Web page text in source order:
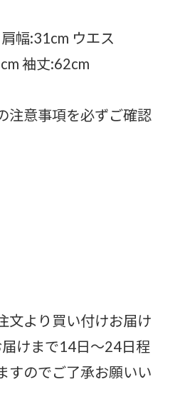
肩幅:31cm ウエス
袖丈:62cm
注意事項を必ずご確認
より買い付けお届け
届けまで14日〜24日程
すのでご了承お願いい